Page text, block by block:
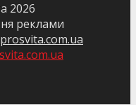
2026
реклами